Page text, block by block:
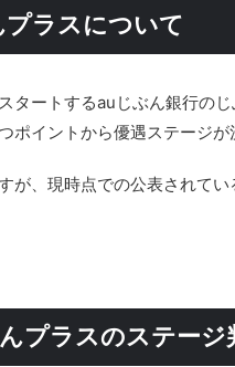
ラスについて
タートするauじぶん銀行の
ポイントから優遇ステージが
が、現時点での公表されて
プラスのステージ